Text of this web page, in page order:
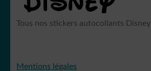
Tous nos stickers autocollants Disney
Mentions légales